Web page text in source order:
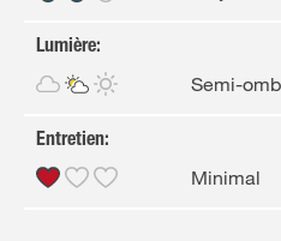
Lumière:
Semi-
Entretien:
Minimal